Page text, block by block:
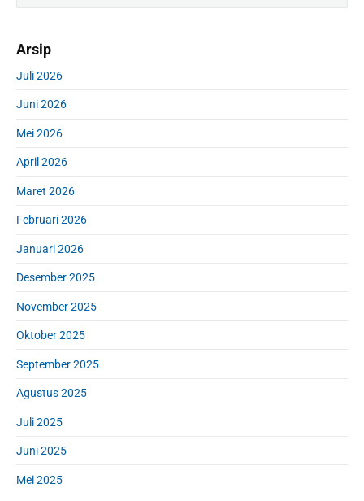
a
y
S
d
b
a
c
h
o
Arsip
Juli 2026
Juni 2026
Mei 2026
April 2026
Maret 2026
Februari 2026
Januari 2026
Desember 2025
November 2025
Oktober 2025
September 2025
Agustus 2025
Juli 2025
Juni 2025
Mei 2025